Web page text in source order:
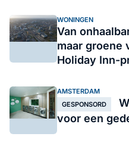
WONINGEN
Van
maar groene
Holiday Inn-
AMSTERDAM
GESPONSORD
voor een